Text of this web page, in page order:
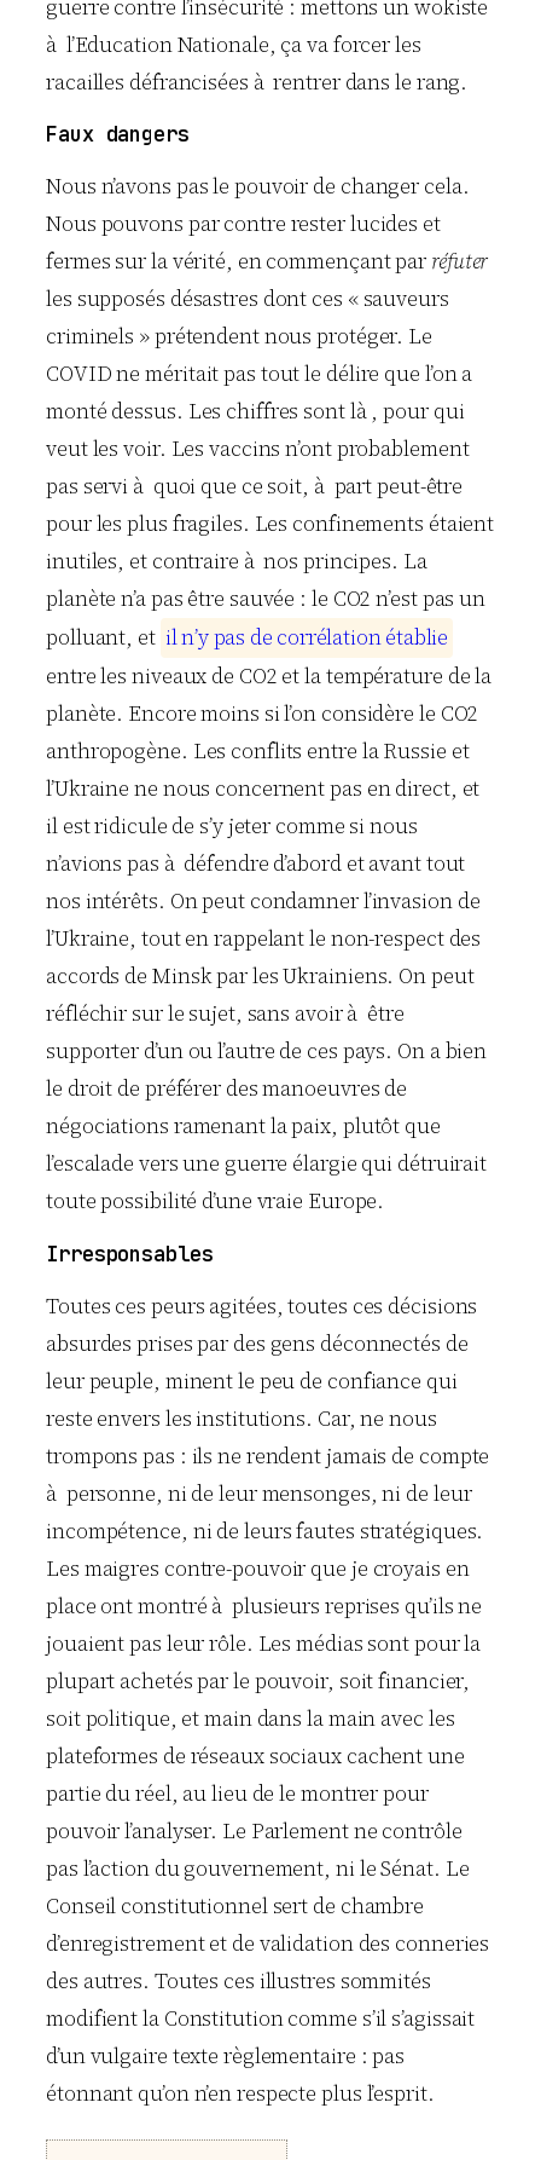
guerre contre l’insécurité : mettons un wokiste
à l’Education Nationale, ça va forcer les
racailles défrancisées à rentrer dans le rang.
Faux dangers
Nous n’avons pas le pouvoir de changer cela.
Nous pouvons par contre rester lucides et
fermes sur la vérité, en commençant par réfuter
les supposés désastres dont ces « sauveurs
criminels » prétendent nous protéger. Le
COVID ne méritait pas tout le délire que l’on a
monté dessus. Les chiffres sont là , pour qui
veut les voir. Les vaccins n’ont probablement
pas servi à quoi que ce soit, à part peut-être
pour les plus fragiles. Les confinements étaient
inutiles, et contraire à nos principes. La
planète n’a pas être sauvée : le CO2 n’est pas un
polluant, et iln’ypas de corrélationétablie
entre les niveaux de CO2 et la température de la
planète. Encore moins si l’on considère le CO2
anthropogène. Les conflits entre la Russie et
l’Ukraine ne nous concernent pas en direct, et
il est ridicule de s’y jeter comme si nous
n’avions pas à défendre d’abord et avant tout
nos intérêts. On peut condamner l’invasion de
l’Ukraine, tout en rappelant le non-respect des
accords de Minsk par les Ukrainiens. On peut
réfléchir sur le sujet, sans avoir à être
supporter d’un ou l’autre de ces pays. On a bien
le droit de préférer des manoeuvres de
négociations ramenant la paix, plutôt que
l’escalade vers une guerre élargie qui détruirait
toute possibilité d’une vraie Europe.
Irresponsables
Toutes ces peurs agitées, toutes ces décisions
absurdes prises par des gens déconnectés de
leur peuple, minent le peu de confiance qui
reste envers les institutions. Car, ne nous
trompons pas : ils ne rendent jamais de compte
à personne, ni de leur mensonges, ni de leur
incompétence, ni de leurs fautes stratégiques.
Les maigres contre-pouvoir que je croyais en
place ont montré à plusieurs reprises qu’ils ne
jouaient pas leur rôle. Les médias sont pour la
plupart achetés par le pouvoir, soit financier,
soit politique, et main dans la main avec les
plateformes de réseaux sociaux cachent une
partie du réel, au lieu de le montrer pour
pouvoir l’analyser. Le Parlement ne contrôle
pas l’action du gouvernement, ni le Sénat. Le
Conseil constitutionnel sert de chambre
d’enregistrement et de validation des conneries
des autres. Toutes ces illustres sommités
modifient la Constitution comme s’il s’agissait
d’un vulgaire texte règlementaire : pas
étonnant qu’on n’en respecte plus l’esprit.